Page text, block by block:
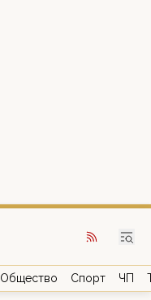
Общество Спорт ЧП